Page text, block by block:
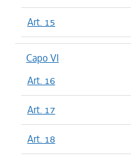
Art. 15
Capo VI
Art. 16
Art. 17
Art. 18